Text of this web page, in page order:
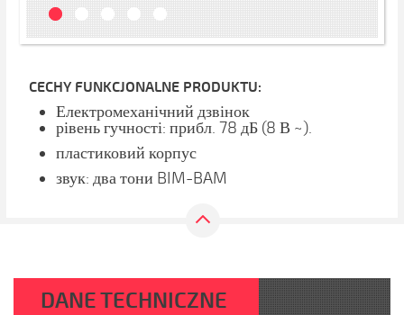
CECHY FUNKCJONALNE PRODUKTU:
Електромеханічний дзвінок
рівень гучності: прибл. 78 дБ (8 В ~).
пластиковий корпус
звук: два тони BIM-BAM
DANE TECHNICZNE